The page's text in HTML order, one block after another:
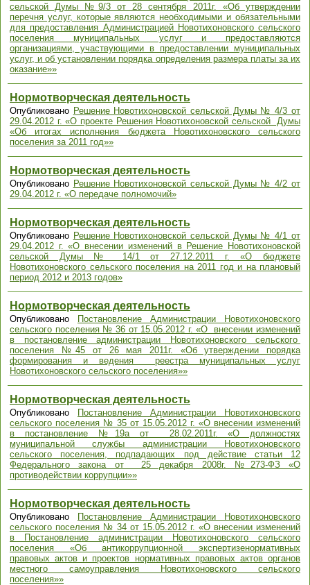
сельской Думы №9/3 от 28 сентября 2011г. «Об утверждении
перечня услуг, которые являются необходимыми и обязательными
для предоставления Администрацией Новотихоновского сельского
поселения муниципальных услуг и предоставляются
организациями, участвующими в предоставлении муниципальных
услуг, и об установлении порядка определения размера платы за их
оказание»»
Нормотворческая деятельность
Опубликовано Решение Новотихоновской сельской Думы № 4/3 от
29.04.2012 г. «О проекте Решения Новотихоновской сельской Думы
«Об итогах исполнения бюджета Новотихоновского сельского
поселения за 2011 год»»
Нормотворческая деятельность
Опубликовано Решение Новотихоновской сельской Думы № 4/2 от
29.04.2012 г. «О передаче полномочий»
Нормотворческая деятельность
Опубликовано Решение Новотихоновской сельской Думы № 4/1 от
29.04.2012 г. «О внесении изменений в Решение Новотихоновской
сельской Думы № 14/1 от 27.12.2011 г. «О бюджете
Новотихоновского сельского поселения на 2011 год и на плановый
период 2012 и 2013 годов»
Нормотворческая деятельность
Опубликовано
Постановление Администрации Новотихоновского
сельского поселения № 36 от 15.05.2012 г. «О внесении изменений
в постановление администрации Новотихоновского сельского
поселения №45 от 26 мая 2011г. «Об утверждении порядка
формирования и ведения реестра муниципальных услуг
Новотихоновского сельского поселения»»
Нормотворческая деятельность
Опубликовано
Постановление Администрации Новотихоновского
сельского поселения № 35 от 15.05.2012 г. «О внесении изменений
в постановление №19а от 28.02.2011г. «О должностях
муниципальной службы администрации Новотихоновского
сельского поселения, подпадающих под действие статьи 12
Федерального закона от 25 декабря 2008г. №273-ФЗ «О
противодействии коррупции»»
Нормотворческая деятельность
Опубликовано
Постановление Администрации Новотихоновского
сельского поселения № 34 от 15.05.2012 г. «О внесении изменений
в Постановление администрации Новотихоновского сельского
поселения «Об антикоррупционной экспертизенормативных
правовых актов и проектов нормативных правовых актов органов
местного самоуправления Новотихоновского сельского
поселения»»